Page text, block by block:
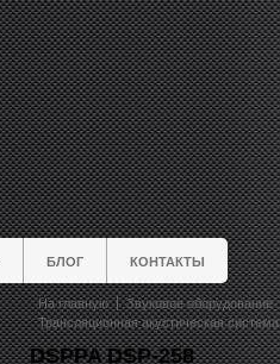
БЛОГ КОНТАКТЫ
На главную Звуковое оборудование
Трансляционная акустическая система
DSPPA DSP-258